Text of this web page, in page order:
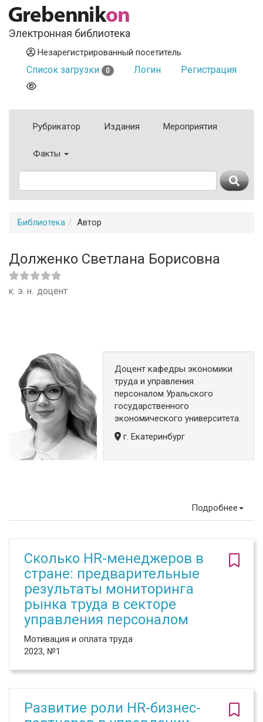
Электронная библиотека
Незарегистрированный посетитель
Список загрузки 0 Логин Регистрация
Рубрикатор Издания Мероприятия
Факты
Библиотека Автор
Долженко Светлана Борисовна
к. э. н. доцент
Доцент кафедры экономики
труда и управления
персоналом Уральского
государственного
экономического университета.
г. Екатеринбург
Подробнее
Сколько HR-менеджеров в
стране: предварительные
результаты мониторинга
рынка труда в секторе
управления персоналом
Мотивация и оплата труда
2023, №1
Развитие роли HR-бизнес-